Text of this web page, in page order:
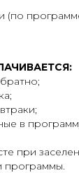
(по
в
при
программы.